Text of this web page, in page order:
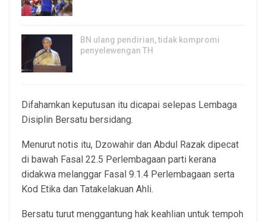
BN ulang pendirian, tidak kompromi
penyelewengan TH
Difahamkan keputusan itu dicapai selepas Lembaga
Disiplin Bersatu bersidang.
Menurut notis itu, Dzowahir dan Abdul Razak dipecat
di bawah Fasal 22.5 Perlembagaan parti kerana
didakwa melanggar Fasal 9.1.4 Perlembagaan serta
Kod Etika dan Tatakelakuan Ahli.
Bersatu turut menggantung hak keahlian untuk tempoh